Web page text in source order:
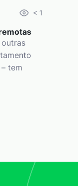
< 1
tem